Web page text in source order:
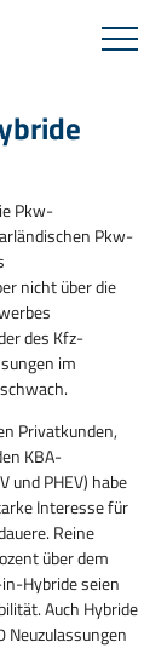
Pkw-
Pkw-
nicht über die
des Kfz-
im
Privatkunden,
KBA-
und PHEV) habe
Interesse für
Reine
über dem
Hybride seien
Auch Hybride
Neuzulassungen